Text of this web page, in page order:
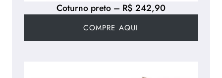
Coturno preto – R$ 242,90
COMPRE AQUI